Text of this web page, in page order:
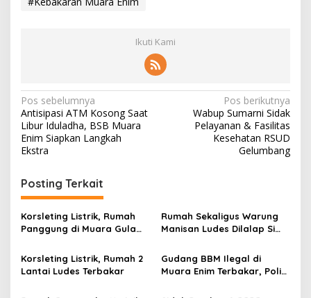
Ikuti Kami
N
a
v
i
g
a
s
i
p
o
Pos sebelumnya
Antisipasi ATM Kosong Saat
Libur Iduladha, BSB Muara
Enim Siapkan Langkah
Ekstra
Pos berikutnya
Wabup Sumarni Sidak
Pelayanan & Fasilitas
Kesehatan RSUD
Gelumbang
Posting Terkait
Korsleting Listrik, Rumah
Panggung di Muara Gula
Rumah Sekaligus Warung
Manisan Ludes Dilalap Si
Korsleting Listrik, Rumah 2
Lantai Ludes Terbakar
Gudang BBM Ilegal di
Muara Enim Terbakar, Polisi